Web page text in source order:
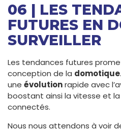
06 | LES
FUTURES EN
SURVEILLER
Les tendances futures
conception de la domotique
une évolutionrapide avec
boostant ainsi la vitesse et la
connectés.
Nous nous attendons à voir